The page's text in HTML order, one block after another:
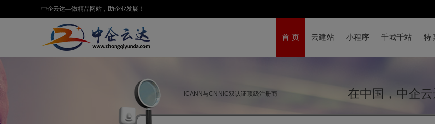
中企云达—做精品网站，助企业发展！
首 页 云建站 小程序 千城千站 特
ICANN与CNNIC双认证顶级注册商 在中国，中企